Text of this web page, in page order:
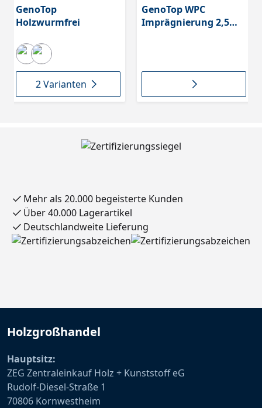
GenoTop
Holzwurmfrei
2 Varianten
GenoTop WPC
Imprägnierung 2,5
Mehr als 20.000 begeisterte Kunden
Über 40.000 Lagerartikel
Deutschlandweite Lieferung
Holzgroßhandel
Hauptsitz:
ZEG Zentraleinkauf Holz + Kunststoff eG
Rudolf-Diesel-Straße 1
70806 Kornwestheim